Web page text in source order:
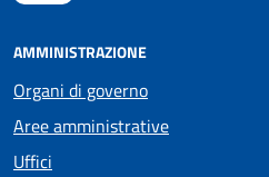
AMMINISTRAZIONE
Organi di governo
Aree amministrative
Uffici